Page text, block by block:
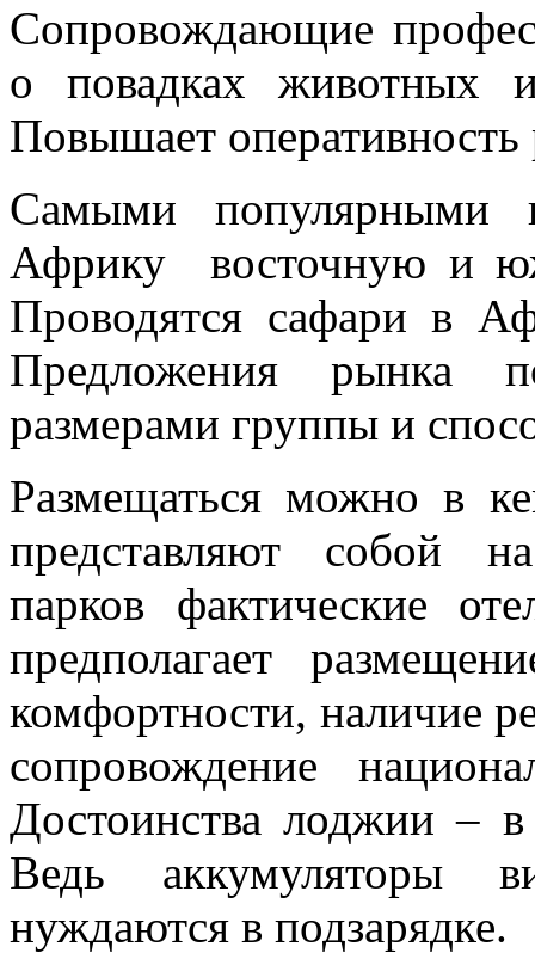
Сопровождающие
о повадках животных
Повышает
Самыми популярными
Африку восточную и
Проводятся сафари в
Предложения рынка
размерами группы и
Размещаться можно в
представляют собой
парков фактические
предполагает
комфортности, наличие
сопровождение
Достоинства лоджии – в
Ведь аккумуляторы
нуждаются в подзарядке.